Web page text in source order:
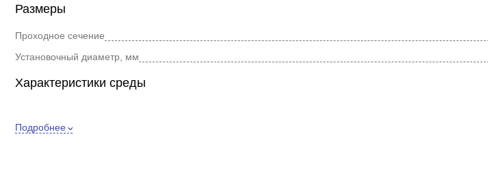
Размеры
Проходное сечение
Установочный диаметр, мм
Характеристики среды
Пропускная способность, м³/ч
Подробнее